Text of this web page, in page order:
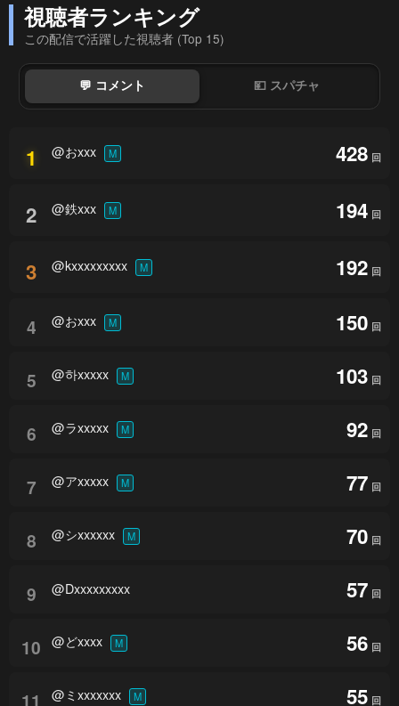
視聴者ランキング
この配信で活躍した視聴者 (Top 15)
💬 コメント 💴 スパチャ
1 @おxxx M 428 回
2 @鉄xxx M 194 回
3 @kxxxxxxxxx M 192 回
4 @おxxx M 150 回
5 @하xxxxx M 103 回
6 @ラxxxxx M 92 回
7 @アxxxxx M 77 回
8 @シxxxxxx M 70 回
9 @Dxxxxxxxxx 57 回
10 @どxxxx M 56 回
11 @ミxxxxxxx M 55 回